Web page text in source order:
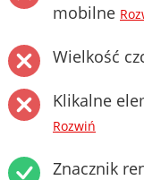
mobilne
Wielkość
Klikalne
Rozwiń
Znacznik